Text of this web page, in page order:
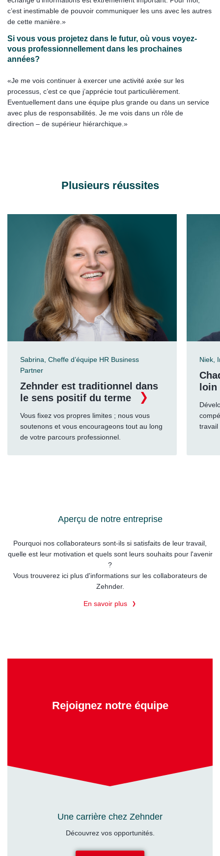
c’est inestimable de pouvoir communiquer les uns avec les autres
de cette manière.»
Si vous vous projetez dans le futur, où vous voyez-
vous professionnellement dans les prochaines
années?
«Je me vois continuer à exercer une activité axée sur les
processus, c’est ce que j’apprécie tout particulièrement.
Eventuellement dans une équipe plus grande ou dans un service
avec plus de responsabilités. Je me vois dans un rôle de
direction – de supérieur hiérarchique.»
Plusieurs réussites
Sabrina, Cheffe d’équipe HR Business
Partner
Zehnder est traditionnel dans
le sens positif du terme
Vous fixez vos propres limites ; nous vous
soutenons et vous encourageons tout au long
de votre parcours professionnel.
Niek,
loin
travail
Aperçu de notre entreprise
Pourquoi nos collaborateurs sont-ils si satisfaits de leur travail,
quelle est leur motivation et quels sont leurs souhaits pour l'avenir
?
Vous trouverez ici plus d'informations sur les collaborateurs de
Zehnder.
En savoir plus
Rejoignez notre équipe
Une carrière chez Zehnder
Découvrez vos opportunités.